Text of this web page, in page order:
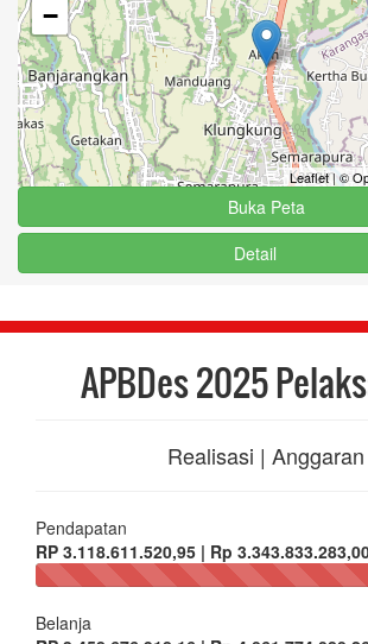
−
Leaflet|©
Buka Peta
Detail
APBDes 2025
Realisasi | Anggaran
Pendapatan
RP 3.118.611.520,95 | Rp
Belanja